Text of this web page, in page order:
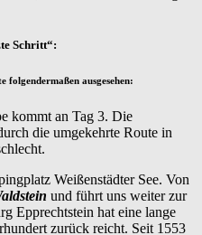
Schritt“:
ausgesehen:
kommt an Tag 3. Die
die umgekehrte Route in
Weißenstädter See. Von
und führt uns weiter zur
Epprechtstein hat eine lange
zurück reicht. Seit 1553